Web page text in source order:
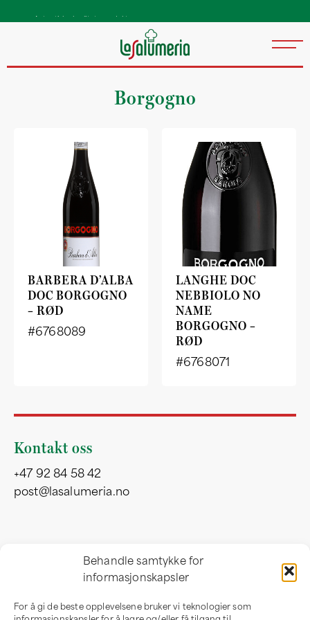
Behandle samtykke for
informasjonskapsler
For å gi de beste opplevelsene bruker vi teknologier som
Borgogno
BARBERA D’ALBA
DOC BORGOGNO
– RØD
#6768089
LANGHE DOC
NEBBIOLO NO
NAME
BORGOGNO –
RØD
#6768071
Kontakt oss
+47 92 84 58 42
post@lasalumeria.no
Professor Birkelandsvei 32 b
1081 Oslo